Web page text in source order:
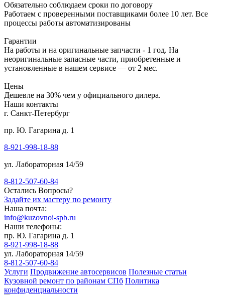
Обязательно соблюдаем сроки по договору
Работаем с проверенными поставщиками более 10 лет. Все
процессы работы автоматизированы
Гарантии
На работы и на оригинальные запчасти - 1 год. На
неоригинальные запасные части, приобретенные и
установленные в нашем сервисе — от 2 мес.
Цены
Дешевле на 30% чем у официального дилера.
Наши контакты
г. Санкт-Петербург
пр. Ю. Гагарина д. 1
8-921-998-18-88
ул. Лабораторная 14/59
8-812-507-60-84
Остались Вопросы?
Задайте их мастеру по ремонту
Наша почта:
info@kuzovnoi-spb.ru
Наши телефоны:
пр. Ю. Гагарина д. 1
8-921-998-18-88
ул. Лабораторная 14/59
8-812-507-60-84
Услуги Продвижение автосервисов Полезные статьи
Кузовной ремонт по районам СПб Политика
конфиденциальности